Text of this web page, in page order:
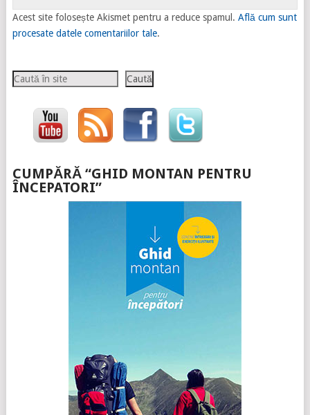
Acest site folosește Akismet pentru a reduce spamul. Află cum sunt
procesate datele comentariilor tale.
Caută Caută
CUMPĂRĂ “GHID MONTAN PENTRU
ÎNCEPATORI”